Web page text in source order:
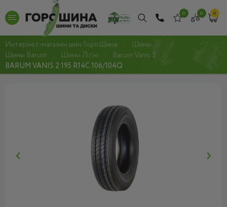
0 0 0
Интернет-магазин шин ГороШина
Шины
Шины Barum
Шины Літні
Barum Vanis 2
BARUM VANIS 2 195 R14C 106/104Q